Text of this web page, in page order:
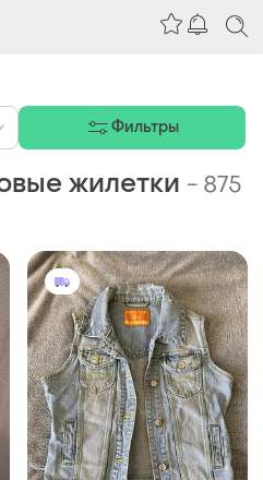
жилетки - 875
Фильтры